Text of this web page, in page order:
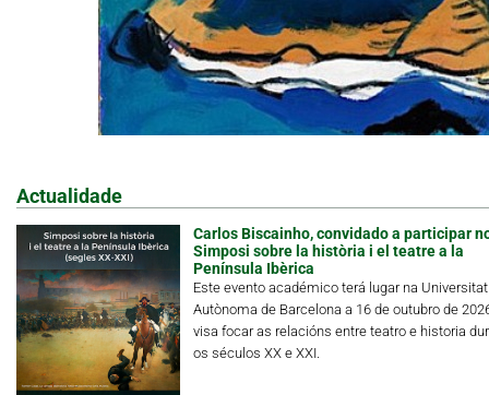
Actualidade
Carlos Biscainho, convidado a participar
Simposi sobre la història i el teatre a la
Península Ibèrica
Este evento académico terá lugar na Universitat
Autònoma de Barcelona a 16 de outubro de
visa focar as relacións entre teatro e historia
os séculos XX e XXI.